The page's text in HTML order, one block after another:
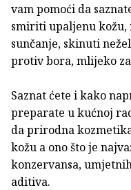
vam pomoći da
smiriti upaljenu
sunčanje, skinuti
protiv bora, mlijeko
Saznat ćete i kako
preparate u kućnoj
da prirodna
kožu a ono što je
konzervansa,
aditiva.